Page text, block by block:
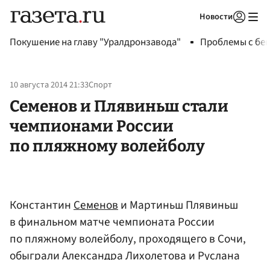
Новости
Покушение на главу "Уралдронзавода" Проблемы с
10 августа 2014 21:33Спорт
Семенов и Плявиньш стали
чемпионами России
по пляжному волейболу
КонстантинСеменови Мартиньш Плявиньш
в финальном матче чемпионата России
по пляжному волейболу, проходящего в Сочи,
обыграли Александра Лихолетова и Руслана